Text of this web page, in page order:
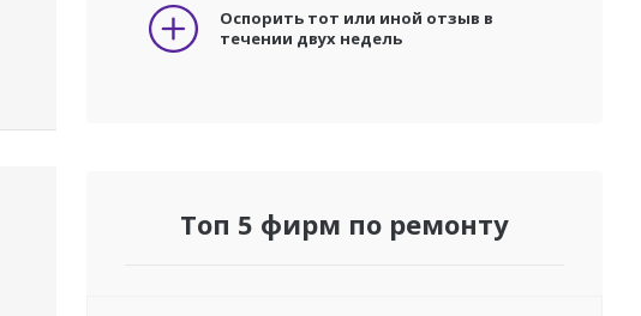
Оспорить тот или иной отзыв в
течении двух недель
Топ 5 фирм по ремонту